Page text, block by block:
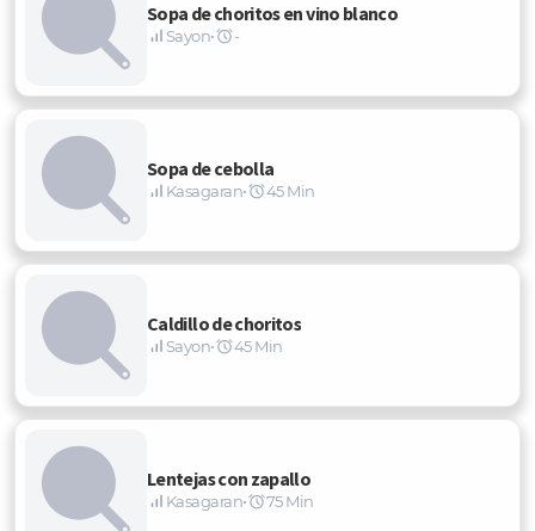
Sopa de choritos en vino blanco
Sayon• -
Sopa de cebolla
Kasagaran• 45 Min
Caldillo de choritos
Sayon• 45 Min
Lentejas con zapallo
Kasagaran• 75 Min